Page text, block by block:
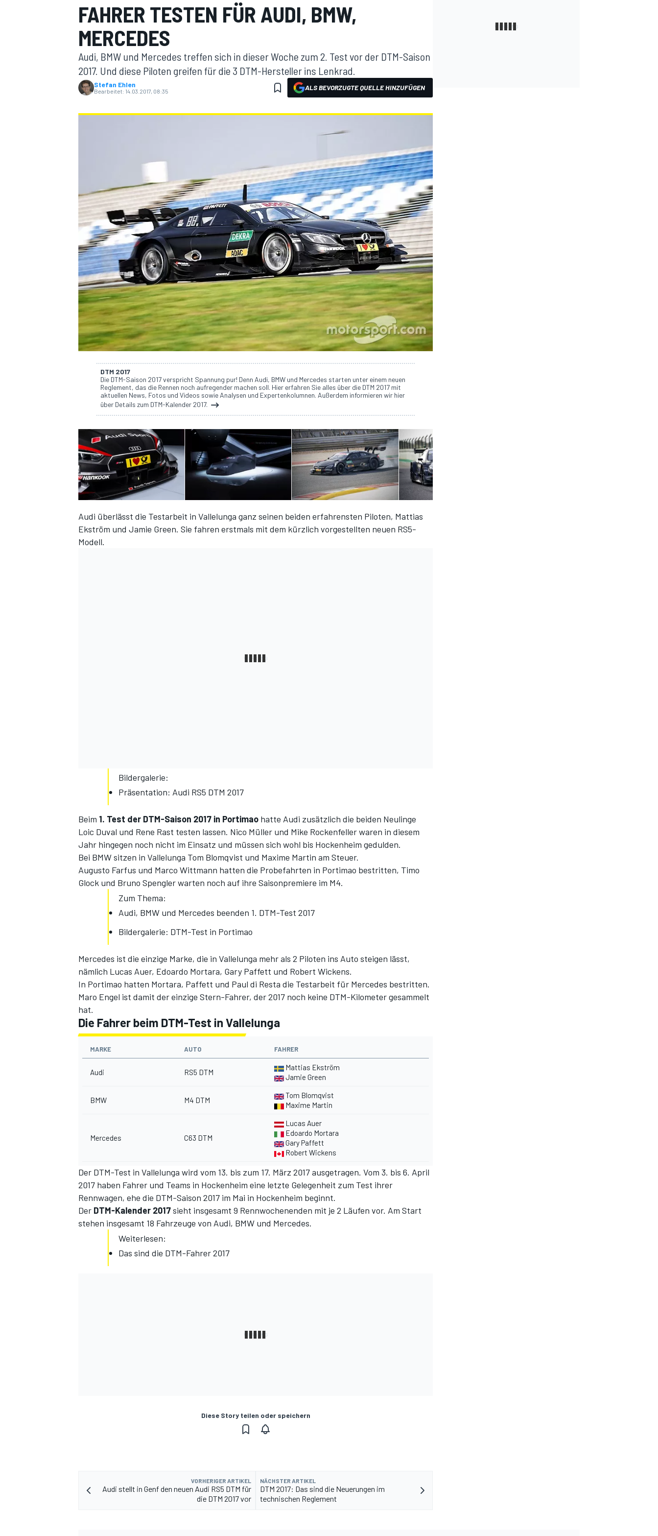
MOTOGP
DTM
SPORTWAGEN
FAHRER TESTEN FÜR AUDI, BMW,
MERCEDES
Audi, BMW und Mercedes treffen sich in dieser Woche zum 2. Test vor der DTM-Saison
2017. Und diese Piloten greifen für die 3 DTM-Hersteller ins Lenkrad.
Stefan Ehlen
Bearbeitet: 14.03.2017, 08:35 ALS BEVORZUGTE QUELLE HINZUFÜGEN
DTM 2017
Die DTM-Saison 2017 verspricht Spannung pur! Denn Audi, BMW und Mercedes starten unter einem neuen
Reglement, das die Rennen noch aufregender machen soll. Hier erfahren Sie alles über die DTM 2017 mit
aktuellen News, Fotos und Videos sowie Analysen und Expertenkolumnen. Außerdem informieren wir hier
über Details zum DTM-Kalender 2017.
Audi überlässt die Testarbeit in Vallelunga ganz seinen beiden erfahrensten Piloten, Mattias
Ekström und Jamie Green. Sie fahren erstmals mit dem kürzlich vorgestellten neuen RS5-
Modell.
Bildergalerie:
Präsentation: Audi RS5 DTM 2017
Beim 1. Test der DTM-Saison 2017 in Portimao hatte Audi zusätzlich die beiden Neulinge
Loic Duval und Rene Rast testen lassen. Nico Müller und Mike Rockenfeller waren in diesem
Jahr hingegen noch nicht im Einsatz und müssen sich wohl bis Hockenheim gedulden.
Bei BMW sitzen in Vallelunga Tom Blomqvist und Maxime Martin am Steuer.
Augusto Farfus und Marco Wittmann hatten die Probefahrten in Portimao bestritten, Timo
Glock und Bruno Spengler warten noch auf ihre Saisonpremiere im M4.
Zum Thema:
Audi, BMW und Mercedes beenden 1. DTM-Test 2017
Bildergalerie: DTM-Test in Portimao
Mercedes ist die einzige Marke, die in Vallelunga mehr als 2 Piloten ins Auto steigen lässt,
nämlich Lucas Auer, Edoardo Mortara, Gary Paffett und Robert Wickens.
In Portimao hatten Mortara, Paffett und Paul di Resta die Testarbeit für Mercedes bestritten.
Maro Engel ist damit der einzige Stern-Fahrer, der 2017 noch keine DTM-Kilometer gesammelt
hat.
Die Fahrer beim DTM-Test in Vallelunga
MARKE AUTO FAHRER
Audi RS5 DTM
Mattias Ekström
Jamie Green
BMW M4 DTM
Tom Blomqvist
Maxime Martin
Mercedes C63 DTM
Lucas Auer
Edoardo Mortara
Gary Paffett
Robert Wickens
Der DTM-Test in Vallelunga wird vom 13. bis zum 17. März 2017 ausgetragen. Vom 3. bis 6. April
2017 haben Fahrer und Teams in Hockenheim eine letzte Gelegenheit zum Test ihrer
Rennwagen, ehe die DTM-Saison 2017 im Mai in Hockenheim beginnt.
Der DTM-Kalender 2017sieht insgesamt 9 Rennwochenenden mit je 2 Läufen vor. Am Start
stehen insgesamt 18 Fahrzeuge von Audi, BMW und Mercedes.
Weiterlesen:
Das sind die DTM-Fahrer 2017
Diese Story teilen oder speichern
VORHERIGER ARTIKEL
Audi stellt in Genf den neuen Audi RS5 DTM für
die DTM 2017 vor
NÄCHSTER ARTIKEL
DTM 2017: Das sind die Neuerungen im
technischen Reglement